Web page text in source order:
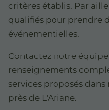
critères établis. Par
qualifiés pour prendre
événementielles.
Contactez notre
renseignements
services proposés
près de L'Ariane.